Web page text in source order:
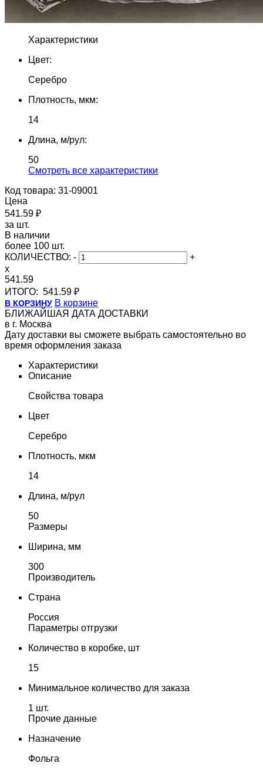
Характеристики
Цвет:
Серебро
Плотность, мкм:
14
Длина, м/рул:
50
Cмотреть все характеристики
Код товара: 31-09001
Цена
541.59 ₽
за шт.
В наличии
более 100 шт.
КОЛИЧЕСТВО: -
+
x
541.59
ИТОГО: 541.59 ₽
В КОРЗИНУ В корзине
БЛИЖАЙШАЯ ДАТА ДОСТАВКИ
в г. Москва
Дату доставки вы сможете выбрать самостоятельно во
время оформления заказа
Характеристики
Описание
Свойства товара
Цвет
Серебро
Плотность, мкм
14
Длина, м/рул
50
Размеры
Ширина, мм
300
Производитель
Страна
Россия
Параметры отгрузки
Количество в коробке, шт
15
Минимальное количество для заказа
1 шт.
Прочие данные
Назначение
Фольга